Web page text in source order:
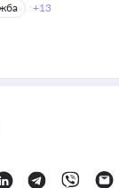
+13